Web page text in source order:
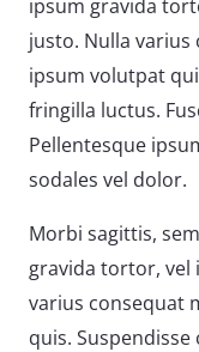
ipsum gravida
justo. Nulla
ipsum volutpat
fringilla luctus.
Pellentesque
sodales vel dolor.
Morbi sagittis,
gravida tortor, vel
varius consequat
quis.